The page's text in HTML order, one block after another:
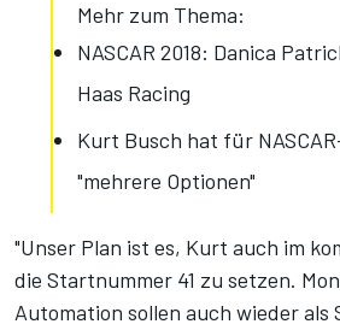
Mehr zum Thema:
NASCAR 2018: Danica
Haas Racing
Kurt Busch hat für
"mehrere Optionen"
"Unser Plan ist es, Kurt auch im
die Startnummer 41 zu setzen.
Automation sollen auch wieder als